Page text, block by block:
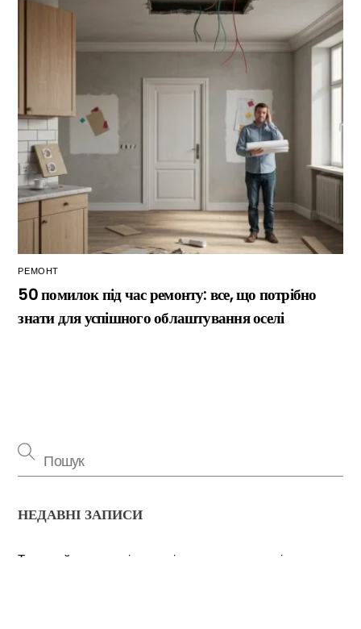
РЕМОНТ
50 помилок під час ремонту: все, що потрібно
знати для успішного облаштування оселі
НЕДАВНІ ЗАПИСИ
Тепловий насос повітря-повітря: значна економія на